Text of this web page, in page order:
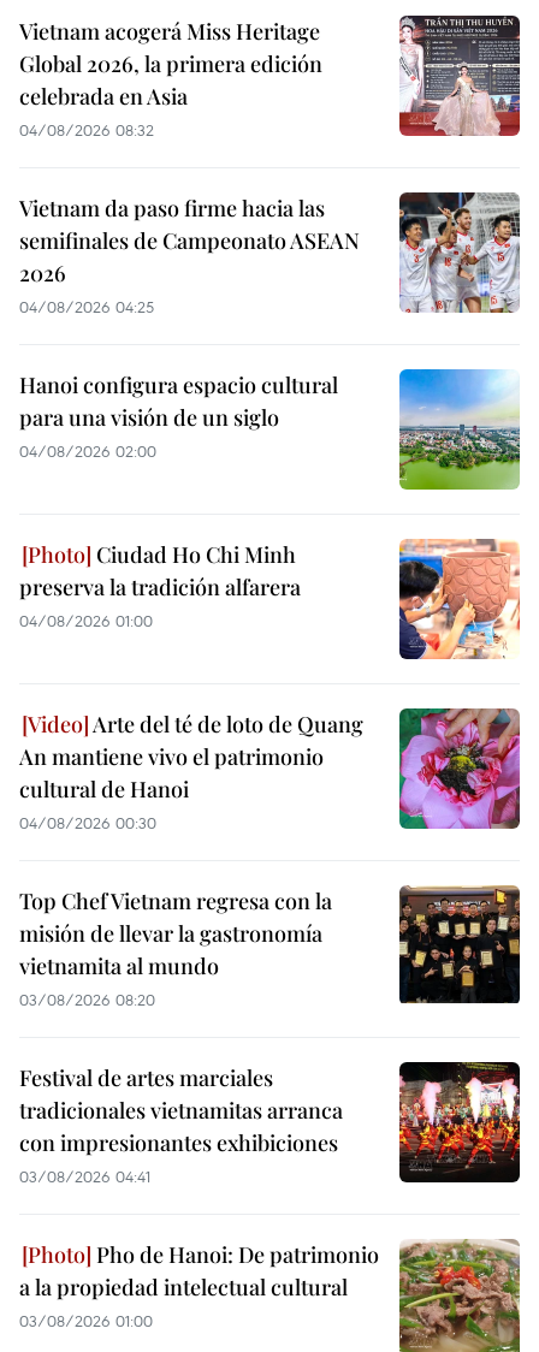
Vietnam acogerá Miss Heritage
Global 2026, la primera edición
celebrada en Asia
04/08/2026 08:32
Vietnam da paso firme hacia las
semifinales de Campeonato ASEAN
2026
04/08/2026 04:25
Hanoi configura espacio cultural
para una visión de un siglo
04/08/2026 02:00
Ciudad Ho Chi Minh
preserva la tradición alfarera
04/08/2026 01:00
Arte del té de loto de Quang
An mantiene vivo el patrimonio
cultural de Hanoi
04/08/2026 00:30
Top Chef Vietnam regresa con la
misión de llevar la gastronomía
vietnamita al mundo
03/08/2026 08:20
Festival de artes marciales
tradicionales vietnamitas arranca
con impresionantes exhibiciones
03/08/2026 04:41
Pho de Hanoi: De patrimonio
a la propiedad intelectual cultural
03/08/2026 01:00